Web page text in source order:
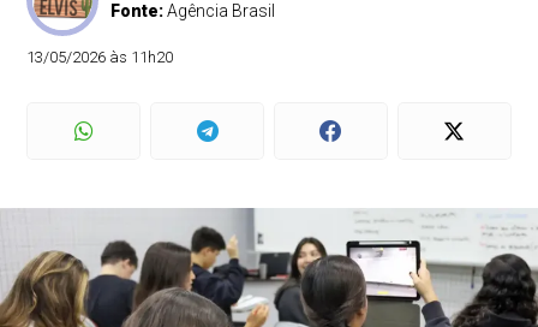
Fonte:Agência Brasil
13/05/2026 às 11h20